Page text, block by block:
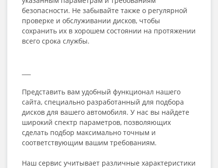
безопасности. Не забывайте также о регулярной
проверке и обслуживании дисков, чтобы
сохранить их в хорошем состоянии на протяжении
всего срока службы.
Представить вам удобный функционал нашего
сайта, специально разработанный для подбора
дисков для вашего автомобиля. У нас вы найдете
широкий спектр параметров, позволяющих
сделать подбор максимально точным и
соответствующим вашим требованиям.
Наш сервис учитывает различные характеристики